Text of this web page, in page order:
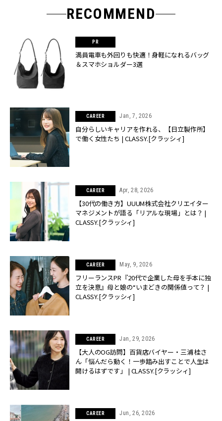
RECOMMEND
満員電車も外回りも快適！身軽になれるバッグ
＆スマホショルダー3選
CAREER Jan, 7, 2026
自分らしいキャリアを作れる、【日立製作所】
で働く女性たち | CLASSY.[クラッシィ]
CAREER Apr, 28, 2026
【30代の働き方】UUUM株式会社クリエイター
マネジメントが語る「リアルな現場」とは？ |
CLASSY.[クラッシィ]
CAREER May, 9, 2026
フリーランスPR『20代で企業した母を手本に独
立を決意』母と娘の“いまどきの関係値って？ |
CLASSY.[クラッシィ]
CAREER Jan, 29, 2026
【大人のOG訪問】百貨店バイヤー・三浦 桂さ
ん「悩んだら動く！一歩踏み出すことで人生は
開けるはずです」 | CLASSY.[クラッシィ]
CAREER Jun, 26, 2026